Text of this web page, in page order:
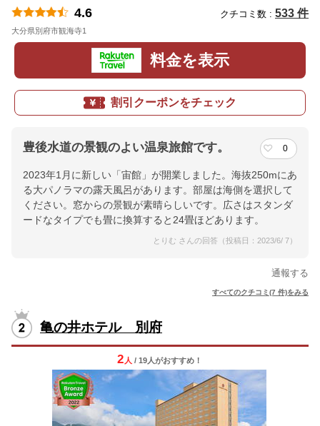
4.6 クチコミ数 : 533 件
大分県別府市観海寺1
料金を表示
割引クーポンをチェック
豊後水道の景観のよい温泉旅館です。 0
2023年1月に新しい「宙館」が開業しました。海抜250mにあ
る大パノラマの露天風呂があります。部屋は海側を選択して
ください。窓からの景観が素晴らしいです。広さはスタンダ
ードなタイプでも畳に換算すると24畳ほどあります。
とりむ さんの回答（投稿日：2023/6/ 7）
通報する
すべてのクチコミ(7 件)をみる
亀の井ホテル 別府
2 人 / 19人がおすすめ！